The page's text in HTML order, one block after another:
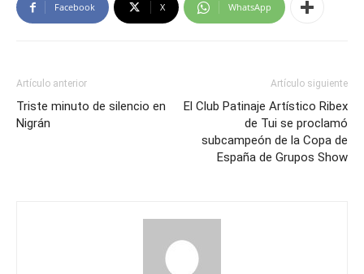
Facebook X WhatsApp
Artículo anterior
Triste minuto de silencio en
Nigrán
Artículo siguiente
El Club Patinaje Artístico Ribex
de Tui se proclamó
subcampeón de la Copa de
España de Grupos Show